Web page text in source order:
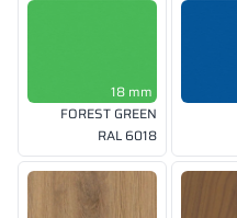
18 mm
FOREST GREEN
RAL 6018